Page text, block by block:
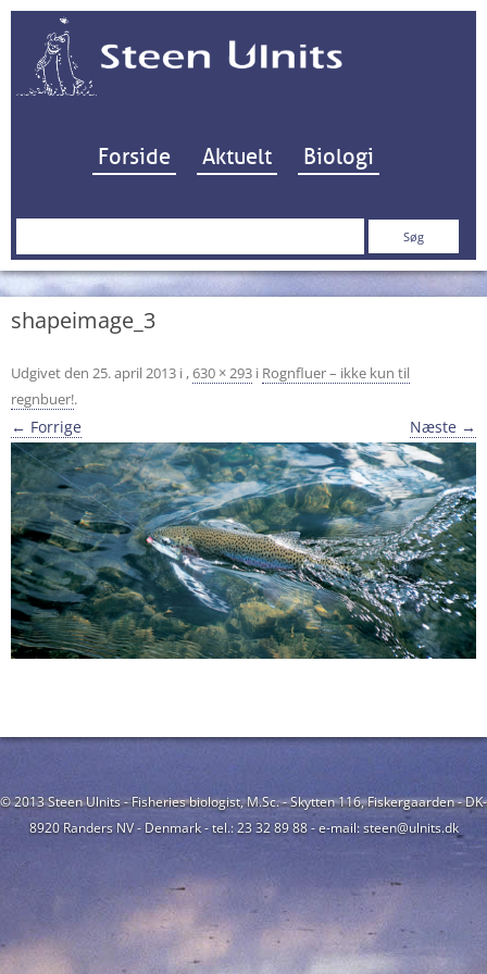
Hop til indhold
Forside Aktuelt Biologi
Søg
shapeimage_3
Udgivet den 25. april 2013 i ,630 × 293 i Rognfluer – ikke kun til
regnbuer!.
← Forrige Næste →
© 2013 Steen Ulnits - Fisheries biologist, M.Sc. - Skytten 116, Fiskergaarden - DK-
8920 Randers NV - Denmark - tel.: 23 32 89 88 - e-mail: steen@ulnits.dk